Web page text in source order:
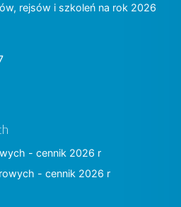
rejsów i szkoleń na rok 2026
- cennik 2026 r
- cennik 2026 r